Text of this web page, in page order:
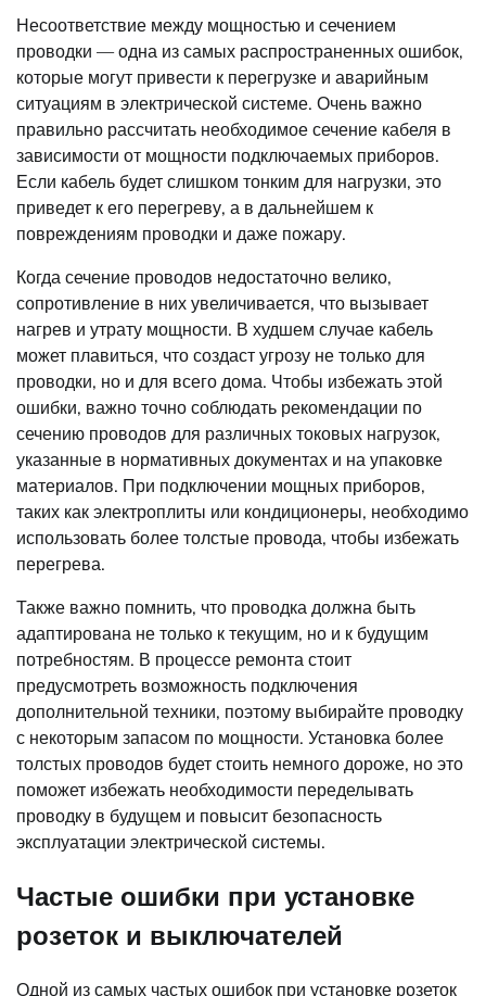
Несоответствие между мощностью и сечением
проводки — одна из самых распространенных ошибок,
которые могут привести к перегрузке и аварийным
ситуациям в электрической системе. Очень важно
правильно рассчитать необходимое сечение кабеля в
зависимости от мощности подключаемых приборов.
Если кабель будет слишком тонким для нагрузки, это
приведет к его перегреву, а в дальнейшем к
повреждениям проводки и даже пожару.
Когда сечение проводов недостаточно велико,
сопротивление в них увеличивается, что вызывает
нагрев и утрату мощности. В худшем случае кабель
может плавиться, что создаст угрозу не только для
проводки, но и для всего дома. Чтобы избежать этой
ошибки, важно точно соблюдать рекомендации по
сечению проводов для различных токовых нагрузок,
указанные в нормативных документах и на упаковке
материалов. При подключении мощных приборов,
таких как электроплиты или кондиционеры, необходимо
использовать более толстые провода, чтобы избежать
перегрева.
Также важно помнить, что проводка должна быть
адаптирована не только к текущим, но и к будущим
потребностям. В процессе ремонта стоит
предусмотреть возможность подключения
дополнительной техники, поэтому выбирайте проводку
с некоторым запасом по мощности. Установка более
толстых проводов будет стоить немного дороже, но это
поможет избежать необходимости переделывать
проводку в будущем и повысит безопасность
эксплуатации электрической системы.
Частые ошибки при установке
розеток и выключателей
Одной из самых частых ошибок при установке розеток